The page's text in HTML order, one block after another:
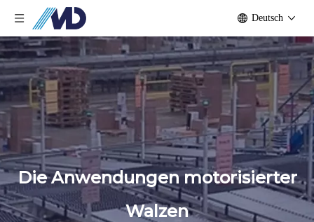
Deutsch
Die Anwendungen motorisierter
Walzen